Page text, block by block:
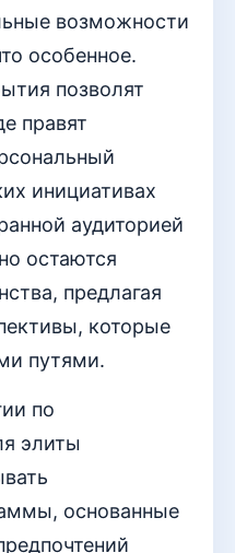
возможности
особенное.
позволят
правят
инициативах
аудиторией
остаются
предлагая
которые
путями.
по
элиты
основанные